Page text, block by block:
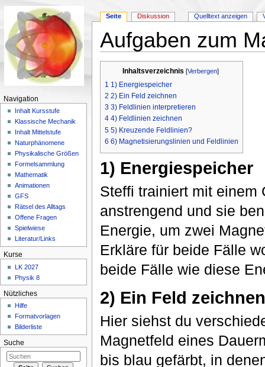
Aufgaben zum
Inhaltsverzeichnis [Verbergen]
1 1) Energiespeicher
2 2) Ein Feld zeichnen
3 3) Feldlinien interpretieren
4 4) Feldlinien zeichnen
5 5) Kreuzende Feldlinien?
6 6) Magnetisierungslinien und Feldlinien
1) Energiespeicher
Steffi trainiert mit einem
anstrengend und sie
Energie, um zwei
Erkläre für beide Fälle
beide Fälle wie diese
2) Ein Feld zeichnen
Hier siehst du
Magnetfeld eines
bis blau gefärbt, in
Seite Diskussion Quelltext anzeigen
Navigation
Inhalt Kursstufe
Klassische Mechanik
Inhalt Mittelstufe
Naturphänomene
Physikalische Größen
Formelsammlung
Mathematik
Animationen
GFS
Rätsel des Alltags
Offene Fragen
Spielwiese
Literatur/Links
Kurse
LK 2027
Physik 8
Nützliches
Hilfe
Formatvorlagen
Bilderliste
Suche